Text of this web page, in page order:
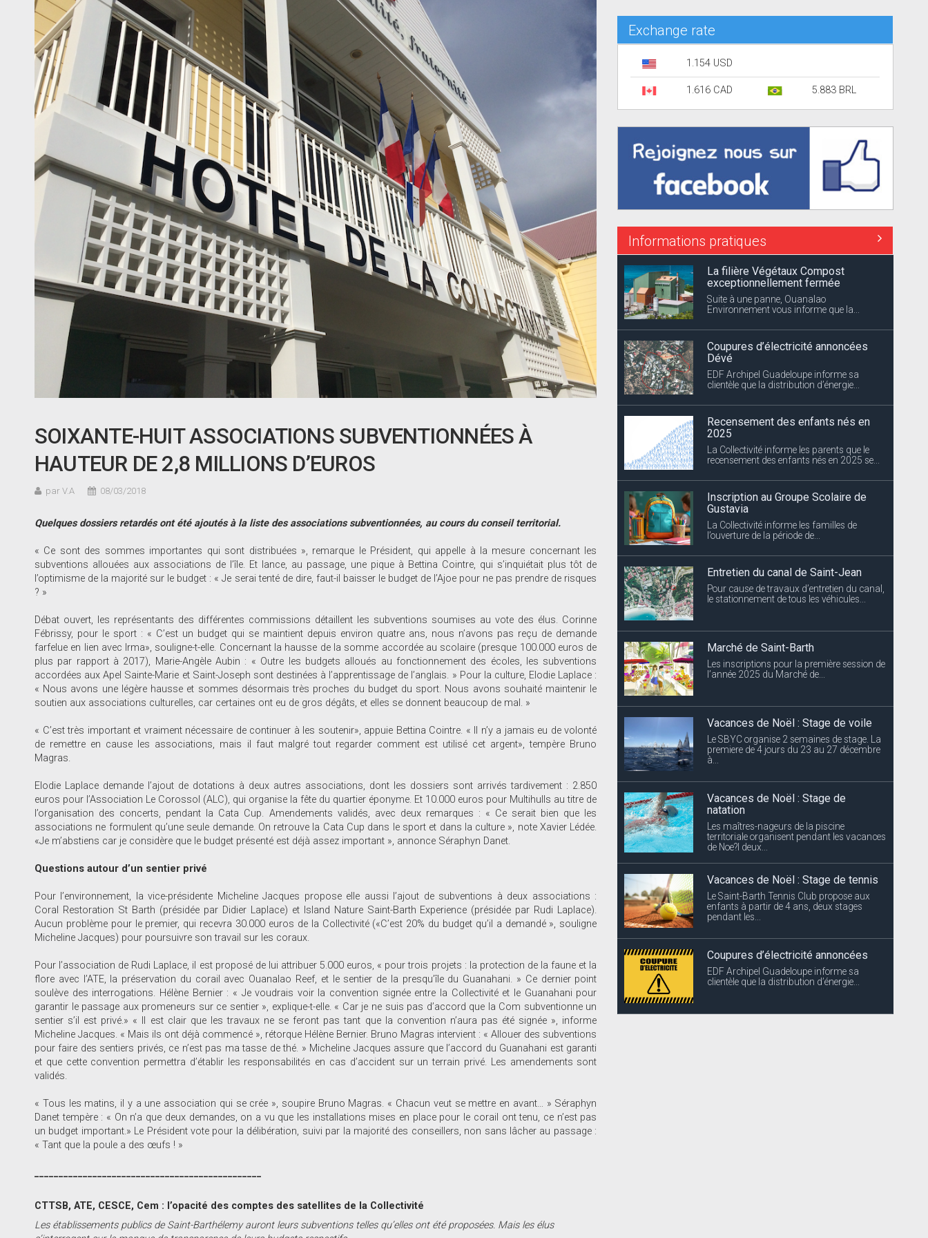
SOIXANTE-HUIT ASSOCIATIONS SUBVENTIONNÉES À
HAUTEUR DE 2,8 MILLIONS D’EUROS
par V.A 08/03/2018
Quelques dossiers retardés ont été ajoutés à la liste des associations subventionnées, au cours du conseil territorial.
« Ce sont des sommes importantes qui sont distribuées », remarque le Président, qui appelle à la mesure concernant les
subventions allouées aux associations de l’île. Et lance, au passage, une pique à Bettina Cointre, qui s’inquiétait plus tôt de
l’optimisme de la majorité sur le budget : « Je serai tenté de dire, faut-il baisser le budget de l’Ajoe pour ne pas prendre de risques
? »
Débat ouvert, les représentants des différentes commissions détaillent les subventions soumises au vote des élus. Corinne
Fébrissy, pour le sport : « C’est un budget qui se maintient depuis environ quatre ans, nous n’avons pas reçu de demande
farfelue en lien avec Irma», souligne-t-elle. Concernant la hausse de la somme accordée au scolaire (presque 100.000 euros de
plus par rapport à 2017), Marie-Angèle Aubin : « Outre les budgets alloués au fonctionnement des écoles, les subventions
accordées aux Apel Sainte-Marie et Saint-Joseph sont destinées à l’apprentissage de l’anglais. » Pour la culture, Elodie Laplace :
« Nous avons une légère hausse et sommes désormais très proches du budget du sport. Nous avons souhaité maintenir le
soutien aux associations culturelles, car certaines ont eu de gros dégâts, et elles se donnent beaucoup de mal. »
« C’est très important et vraiment nécessaire de continuer à les soutenir», appuie Bettina Cointre. « Il n’y a jamais eu de volonté
de remettre en cause les associations, mais il faut malgré tout regarder comment est utilisé cet argent», tempère Bruno
Magras.
Elodie Laplace demande l’ajout de dotations à deux autres associations, dont les dossiers sont arrivés tardivement : 2.850
euros pour l’Association Le Corossol (ALC), qui organise la fête du quartier éponyme. Et 10.000 euros pour Multihulls au titre de
l’organisation des concerts, pendant la Cata Cup. Amendements validés, avec deux remarques : « Ce serait bien que les
associations ne formulent qu’une seule demande. On retrouve la Cata Cup dans le sport et dans la culture », note Xavier Lédée.
«Je m’abstiens car je considère que le budget présenté est déjà assez important », annonce Séraphyn Danet.
Questions autour d’un sentier privé
Pour l’environnement, la vice-présidente Micheline Jacques propose elle aussi l’ajout de subventions à deux associations :
Coral Restoration St Barth (présidée par Didier Laplace) et Island Nature Saint-Barth Experience (présidée par Rudi Laplace).
Aucun problème pour le premier, qui recevra 30.000 euros de la Collectivité («C’est 20% du budget qu’il a demandé », souligne
Micheline Jacques) pour poursuivre son travail sur les coraux.
Pour l’association de Rudi Laplace, il est proposé de lui attribuer 5.000 euros, « pour trois projets : la protection de la faune et la
flore avec l’ATE, la préservation du corail avec Ouanalao Reef, et le sentier de la presqu’île du Guanahani. » Ce dernier point
soulève des interrogations. Hélène Bernier : « Je voudrais voir la convention signée entre la Collectivité et le Guanahani pour
garantir le passage aux promeneurs sur ce sentier », explique-t-elle. « Car je ne suis pas d’accord que la Com subventionne un
sentier s’il est privé.» « Il est clair que les travaux ne se feront pas tant que la convention n’aura pas été signée », informe
Micheline Jacques. « Mais ils ont déjà commencé », rétorque Hélène Bernier. Bruno Magras intervient : « Allouer des subventions
pour faire des sentiers privés, ce n’est pas ma tasse de thé. » Micheline Jacques assure que l’accord du Guanahani est garanti
et que cette convention permettra d’établir les responsabilités en cas d’accident sur un terrain privé. Les amendements sont
validés.
« Tous les matins, il y a une association qui se crée », soupire Bruno Magras. « Chacun veut se mettre en avant… » Séraphyn
Danet tempère : « On n’a que deux demandes, on a vu que les installations mises en place pour le corail ont tenu, ce n’est pas
un budget important.» Le Président vote pour la délibération, suivi par la majorité des conseillers, non sans lâcher au passage :
« Tant que la poule a des œufs ! »
CTTSB, ATE, CESCE, Cem : l’opacité des comptes des satellites de la Collectivité
Les établissements publics de Saint-Barthélemy auront leurs subventions telles qu’elles ont été proposées. Mais les élus
Exchange rate
1.154 USD
1.616 CAD 5.883 BRL
Informations pratiques
La filière Végétaux Compost
exceptionnellement fermée
Suite à une panne, Ouanalao
Environnement vous informe que la...
Coupures d’électricité annoncées
Dévé
EDF Archipel Guadeloupe informe sa
clientèle que la distribution d’énergie...
Recensement des enfants nés en
2025
La Collectivité informe les parents que le
recensement des enfants nés en 2025 se...
Inscription au Groupe Scolaire de
Gustavia
La Collectivité informe les familles de
l’ouverture de la période de...
Entretien du canal de Saint-Jean
Pour cause de travaux d’entretien du canal,
le stationnement de tous les véhicules...
Marché de Saint-Barth
Les inscriptions pour la première session de
l’année 2025 du Marché de...
Vacances de Noël : Stage de voile
Le SBYC organise 2 semaines de stage. La
premiere de 4 jours du 23 au 27 décembre
à...
Vacances de Noël : Stage de
natation
Les maîtres-nageurs de la piscine
territoriale organisent pendant les vacances
de Noe?l deux...
Vacances de Noël : Stage de tennis
Le Saint-Barth Tennis Club propose aux
enfants à partir de 4 ans, deux stages
pendant les...
Coupures d’électricité annoncées
EDF Archipel Guadeloupe informe sa
clientèle que la distribution d’énergie...